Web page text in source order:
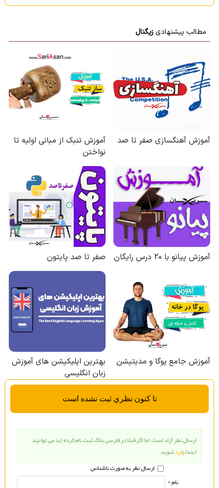
تا كنون نظري ثبت نشده است
ارسال نظر آزاد است، اما اگر قبلا در فارسی بلاگ ثبت نام کرده اید می توانید
ابتداواردشوید.
ارسال نظر به صورت ناشناس
نام *